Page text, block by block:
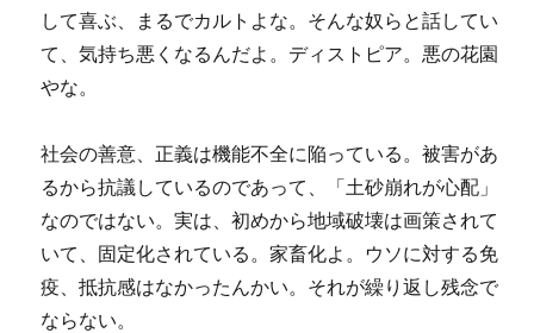
して喜ぶ、まるでカルトよな。そんな奴らと話してい
て、気持ち悪くなるんだよ。ディストピア。悪の花園
やな。
社会の善意、正義は機能不全に陥っている。被害があ
るから抗議しているのであって、「土砂崩れが心配」
なのではない。実は、初めから地域破壊は画策されて
いて、固定化されている。家畜化よ。ウソに対する免
疫、抵抗感はなかったんかい。それが繰り返し残念で
ならない。